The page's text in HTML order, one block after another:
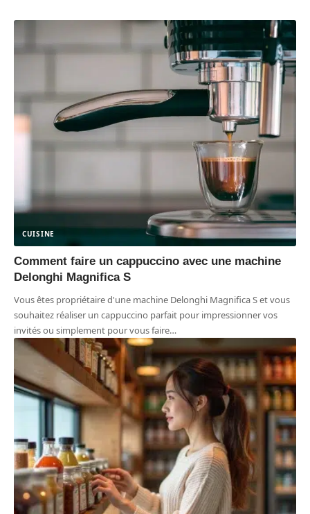
CUISINE
Comment faire un cappuccino avec une machine
Delonghi Magnifica S
Vous êtes propriétaire d'une machine Delonghi Magnifica S et vous
souhaitez réaliser un cappuccino parfait pour impressionner vos
invités ou simplement pour vous faire…